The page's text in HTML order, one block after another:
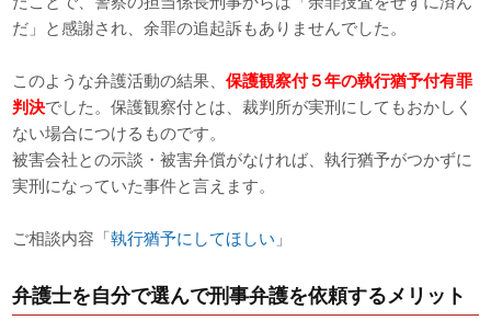
だ」と感謝され、余罪の追起訴もありませんでした。
このような弁護活動の結果、保護観察付５年の執行猶予付有罪
判決でした。保護観察付とは、裁判所が実刑にしてもおかしく
ない場合につけるものです。
被害会社との示談・被害弁償がなければ、執行猶予がつかずに
実刑になっていた事件と言えます。
ご相談内容「執行猶予にしてほしい 」
弁護士を自分で選んで刑事弁護を依頼するメリット